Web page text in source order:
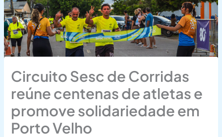
Circuito Sesc de Corridas
reúne centenas de atletas e
promove solidariedade em
Porto Velho